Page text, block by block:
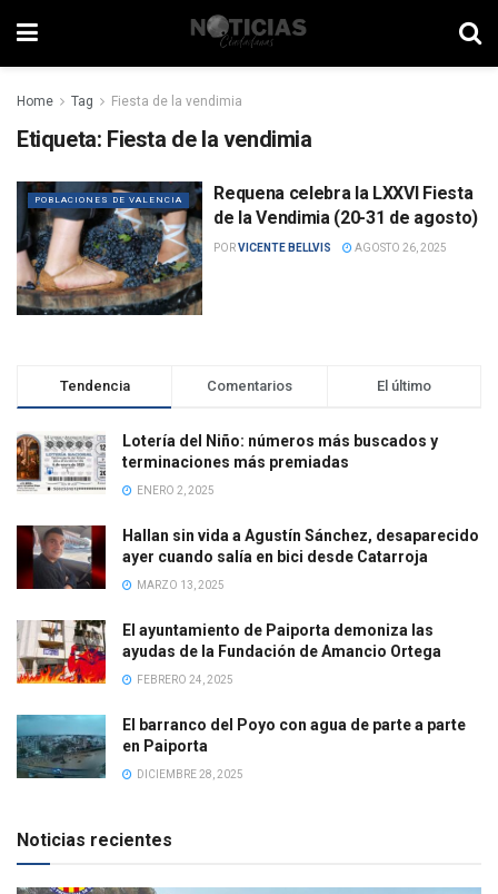
Home Tag Fiesta de la vendimia
Etiqueta: Fiesta de la vendimia
POBLACIONES DE VALENCIA
Requena celebra la LXXVI Fiesta
de la Vendimia (20-31 de agosto)
PORVICENTE BELLVIS AGOSTO 26, 2025
Tendencia Comentarios El último
Lotería del Niño: números más buscados y
terminaciones más premiadas
ENERO 2, 2025
Hallan sin vida a Agustín Sánchez, desaparecido
ayer cuando salía en bici desde Catarroja
MARZO 13, 2025
El ayuntamiento de Paiporta demoniza las
ayudas de la Fundación de Amancio Ortega
FEBRERO 24, 2025
El barranco del Poyo con agua de parte a parte
en Paiporta
DICIEMBRE 28, 2025
Noticias recientes